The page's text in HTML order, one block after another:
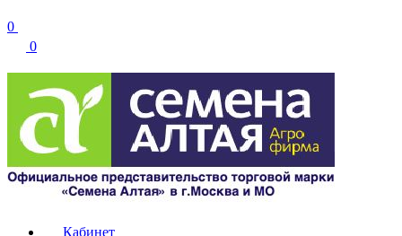
0
0
Кабинет